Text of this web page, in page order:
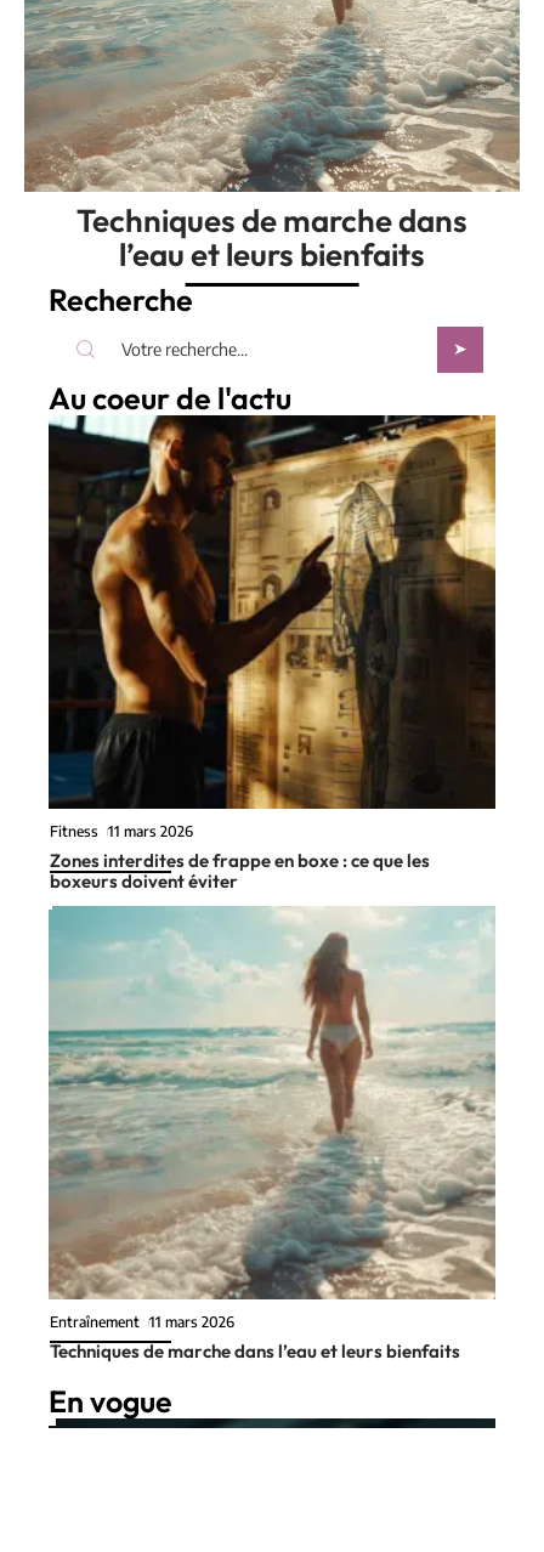
Techniques de marche dans
l’eau et leurs bienfaits
Recherche
Au coeur de l'actu
Fitness 11 mars 2026
Zones interdites de frappe en boxe : ce que les
boxeurs doivent éviter
Entraînement 11 mars 2026
Techniques de marche dans l’eau et leurs bienfaits
En vogue